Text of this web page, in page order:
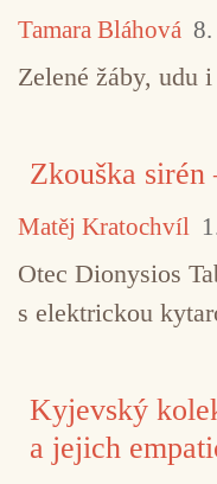
Tamara Bláhová
Zelené žáby, udu
Zkouška
Matěj Kratochvíl
Otec Dionysios
s elektrickou
Kyjevský
a jejich